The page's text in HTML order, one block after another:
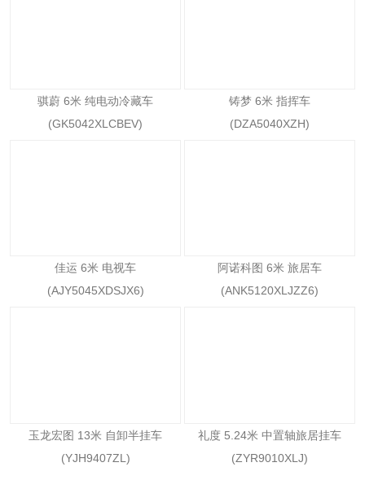
骐蔚 6米 纯电动冷藏车
(GK5042XLCBEV)
铸梦 6米 指挥车
(DZA5040XZH)
佳运 6米 电视车
(AJY5045XDSJX6)
阿诺科图 6米 旅居车
(ANK5120XLJZZ6)
玉龙宏图 13米 自卸半挂车
(YJH9407ZL)
礼度 5.24米 中置轴旅居挂车
(ZYR9010XLJ)